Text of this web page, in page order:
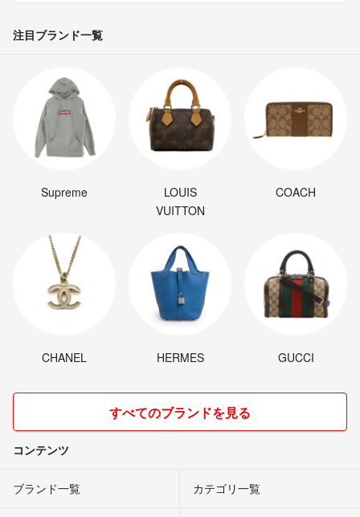
注目ブランド一覧
Supreme
LOUIS
VUITTON
COACH
CHANEL HERMES GUCCI
すべてのブランドを見る
コンテンツ
ブランド一覧 カテゴリ一覧